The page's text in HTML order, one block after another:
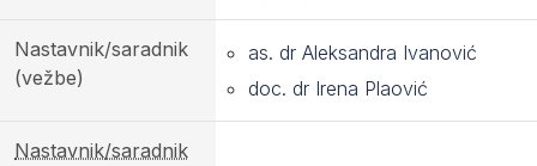
Nastavnik/saradnik
(vežbe)
as. dr Aleksandra Ivanović
doc. dr Irena Plaović
Nastavnik/saradnik